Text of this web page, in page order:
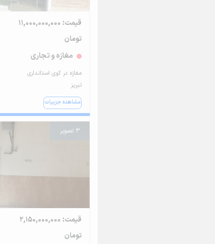
قیمت: 11,000,000,000
تومان
مغازه و تجاری
مغازه در کوی استانداری
تبریز
مشاهده جزییات
3 تصویر
قیمت: 2,150,000,000
تومان